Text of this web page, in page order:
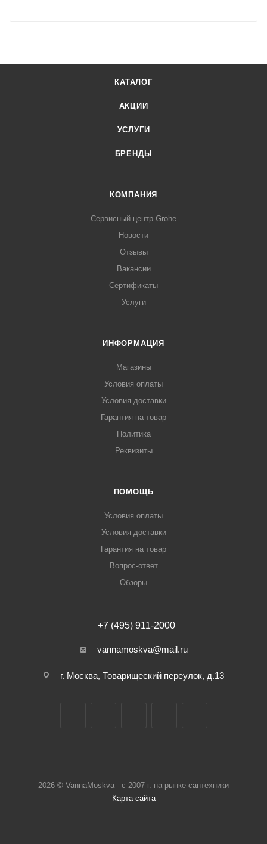
КАТАЛОГ
АКЦИИ
УСЛУГИ
БРЕНДЫ
КОМПАНИЯ
Сервисный центр Grohe
Новости
Отзывы
Вакансии
Сертификаты
Услуги
ИНФОРМАЦИЯ
Магазины
Условия оплаты
Условия доставки
Гарантия на товар
Политика
Реквизиты
ПОМОЩЬ
Условия оплаты
Условия доставки
Гарантия на товар
Вопрос-ответ
Обзоры
+7 (495) 911-2000
vannamoskva@mail.ru
г. Москва, Товарищеский переулок, д.13
2026 © VannaMoskva - с 2007 г. на рынке сантехники
Карта сайта